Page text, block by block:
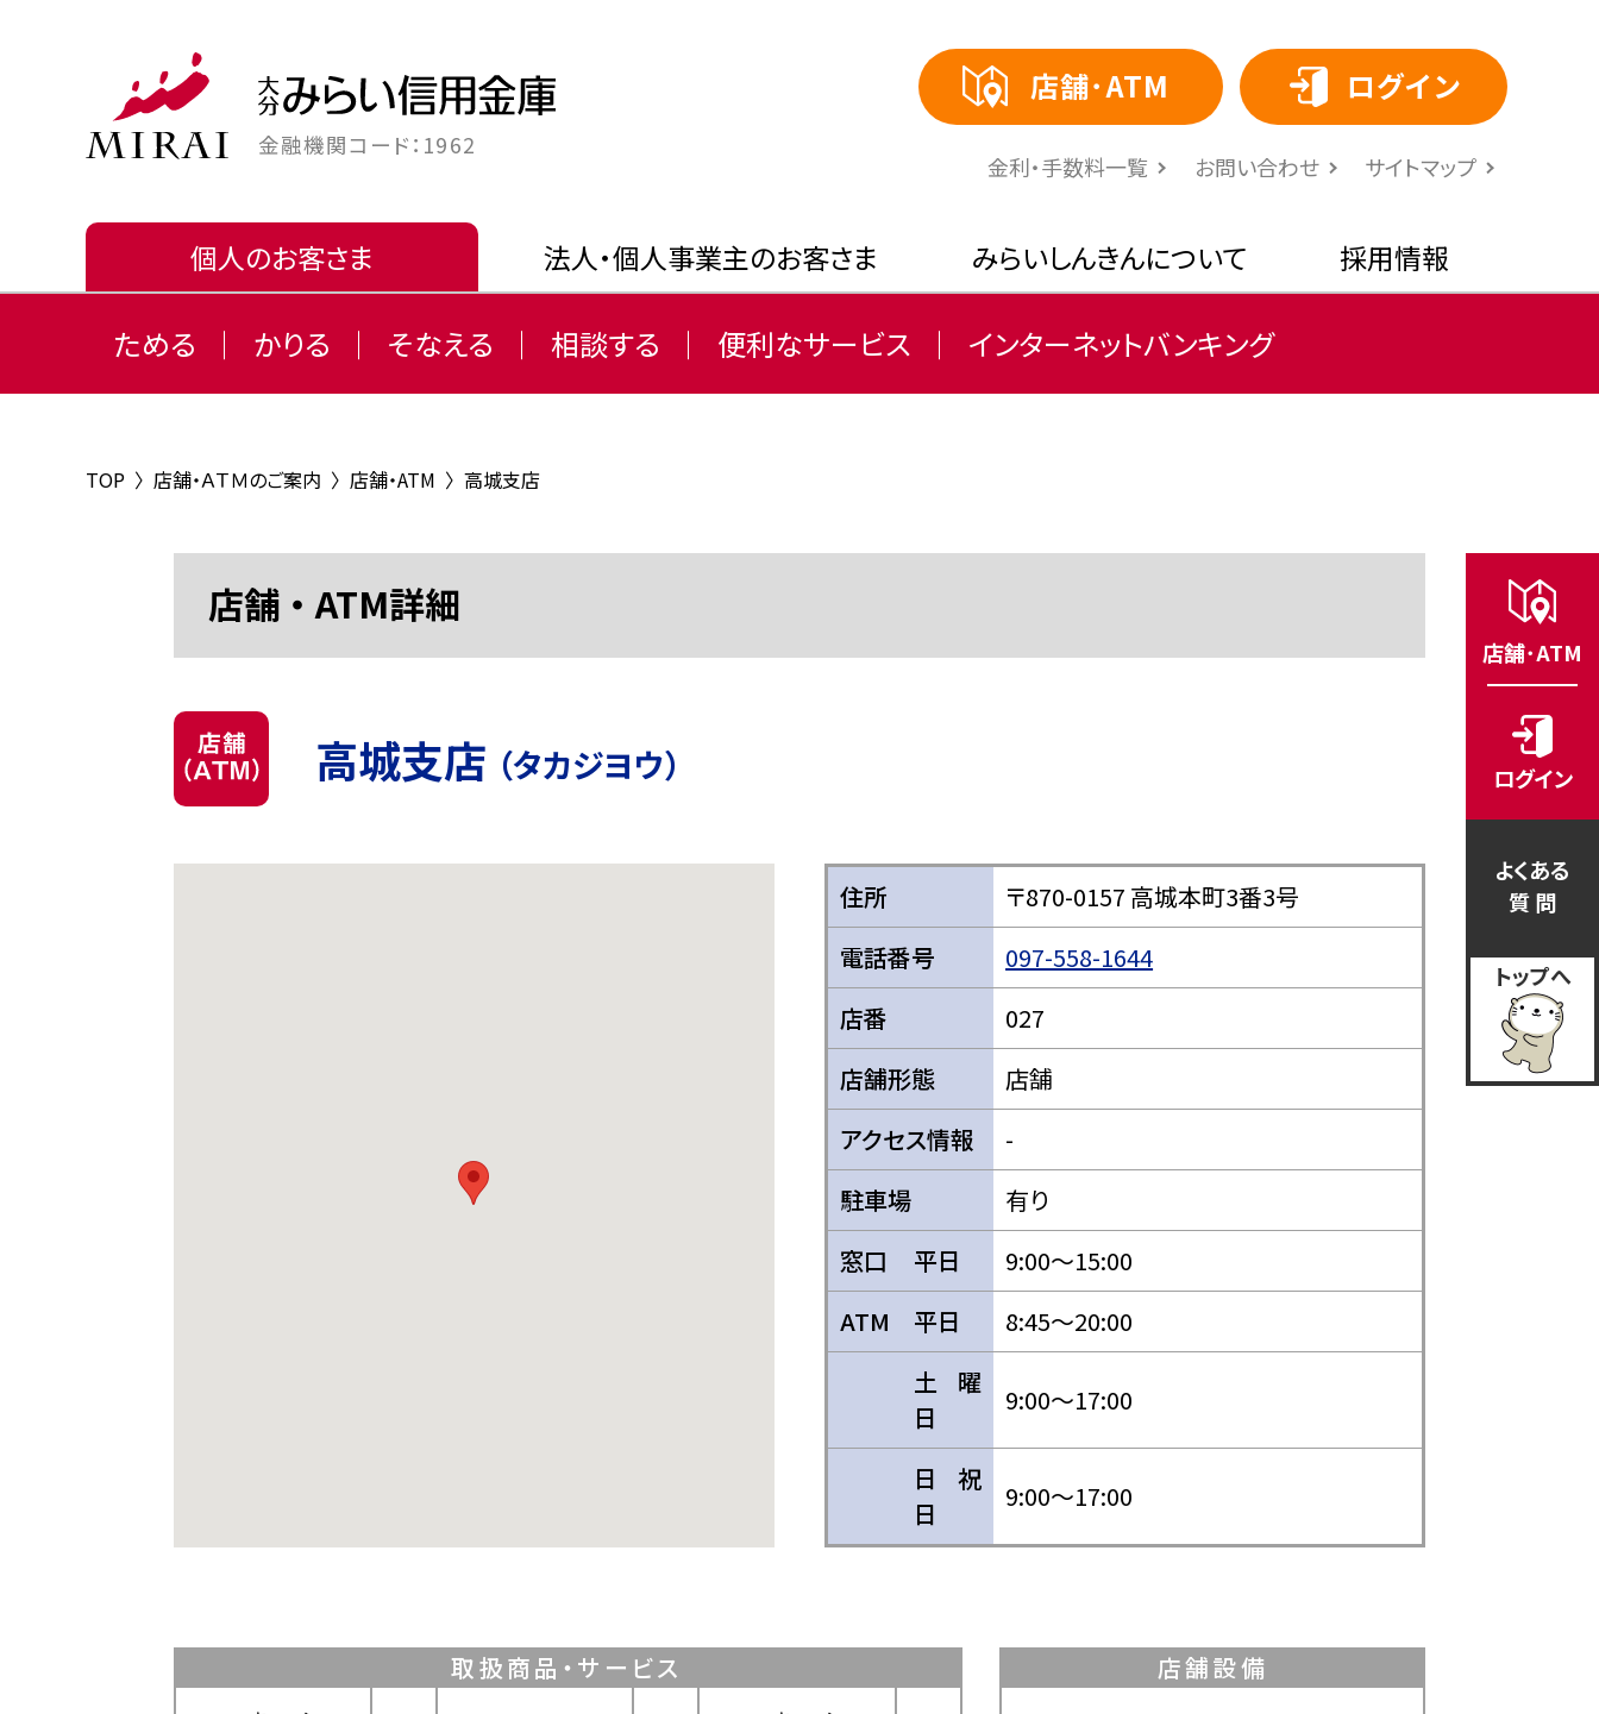
金融機関コード：1962
個人のお客さま
ためる かりる そなえる 相談する 便利なサービス インターネットバンキング
法人・個人事業主のお客さま みらいしんきんについて 採用情報
店舗･ATM ログイン
⾦利・⼿数料⼀覧 お問い合わせ サイトマップ
TOP 〉 店舗・ＡＴＭのご案内 〉 店舗・ATM 〉 高城支店
店舗・ATM詳細
高城支店 （タカジヨウ）
住所
〒870-0157 高城本町3番3号
電話番号
097-558-1644
店番
027
店舗形態
店舗
アクセス情報
-
駐車場
有り
窓口
平日
9:00〜15:00
ATM
平日
8:45〜20:00
土曜
日
9:00〜17:00
日祝
日
9:00〜17:00
取扱商品・サービス
店舗設備
店舗･ATM
ログイン
よくある
質 問
トップへ